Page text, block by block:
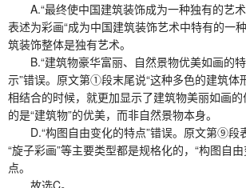
A.“最终使中国建筑装饰成为一种独有的艺
表述为彩画“成为中国建筑装饰艺术中特有的一
筑装饰整体是独有艺术。
B.“建筑物豪华富丽、自然景物优美如画的
示”错误。原文第①段末尾说“这种多色的建筑体
相结合的时候，就更加显示了建筑物美丽如画
的是“建筑物”的优美，而非自然景物本身。
D.“构图自由变化的特点”错误。原文第⑨段
“旋子彩画”等主要类型都是规格化的，“构图自
点。
故选C。